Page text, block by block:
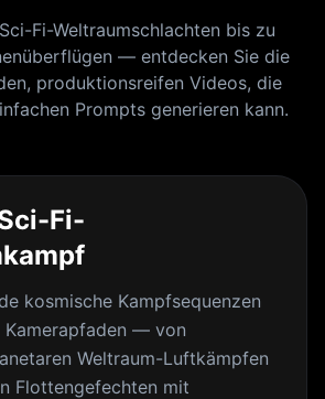
Fi-Weltraumschlachten bis zu
— entdecken Sie die
produktionsreifen Videos, die
Prompts generieren kann.
Fi-
kosmische Kampfsequenzen
Kamerapfaden — von
Weltraum-Luftkämpfen
Flottengefechten mit